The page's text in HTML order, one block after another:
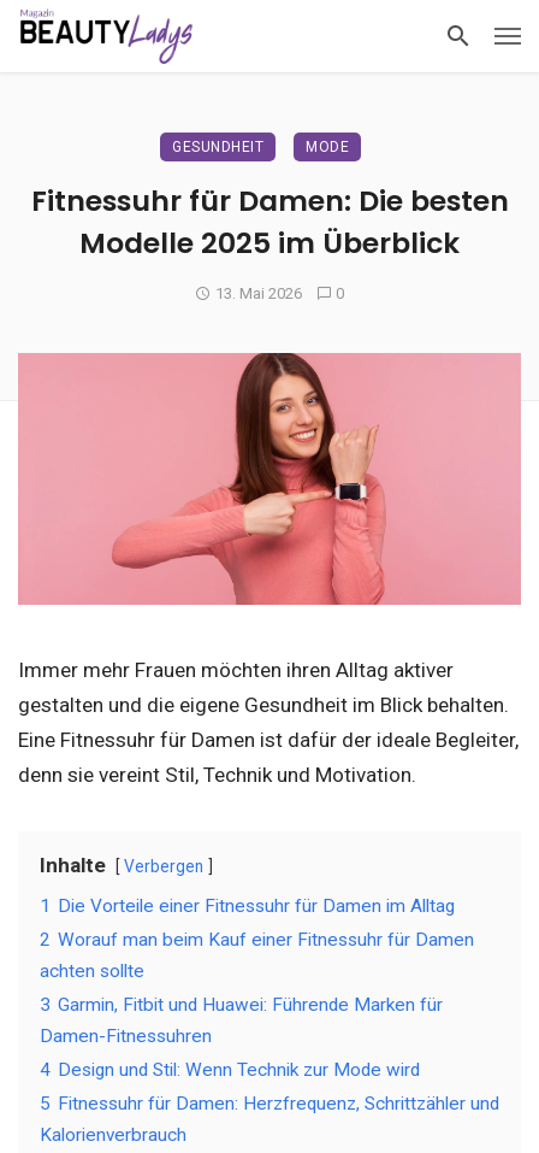
GESUNDHEIT MODE
Fitnessuhr für Damen: Die besten
Modelle 2025 im Überblick
13. Mai 2026 0
Immer mehr Frauen möchten ihren Alltag aktiver
gestalten und die eigene Gesundheit im Blick behalten.
Eine Fitnessuhr für Damen ist dafür der ideale Begleiter,
denn sie vereint Stil, Technik und Motivation.
Inhalte Verbergen
1 Die Vorteile einer Fitnessuhr für Damen im Alltag
2 Worauf man beim Kauf einer Fitnessuhr für Damen
achten sollte
3 Garmin, Fitbit und Huawei: Führende Marken für
Damen-Fitnessuhren
4 Design und Stil: Wenn Technik zur Mode wird
5 Fitnessuhr für Damen: Herzfrequenz, Schrittzähler und
Kalorienverbrauch